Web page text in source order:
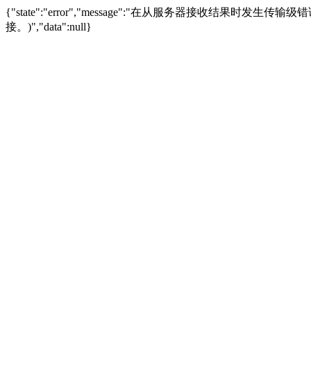
{"state":"error","message":"在从服务器接收结果时发生传输级
接。)","data":null}